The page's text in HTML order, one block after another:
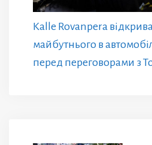
Kalle Rovanpera
майбутнього в
перед переговорами з